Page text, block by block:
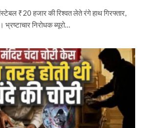
₹20 हजार की रिश्वत लेते रंगे हाथ गिरफ्तार,
भ्रष्टाचार निरोधक ब्यूरो…